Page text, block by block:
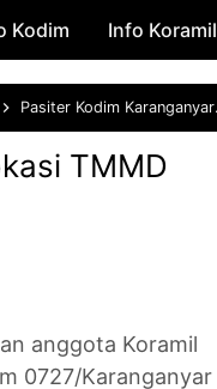
main content
Kodim Info Koramil
Pasiter Kodim Karanganyar Tinjau Lokasi TMMD Sengkuyung II
TMMD
anggota Koramil
0727/Karanganyar